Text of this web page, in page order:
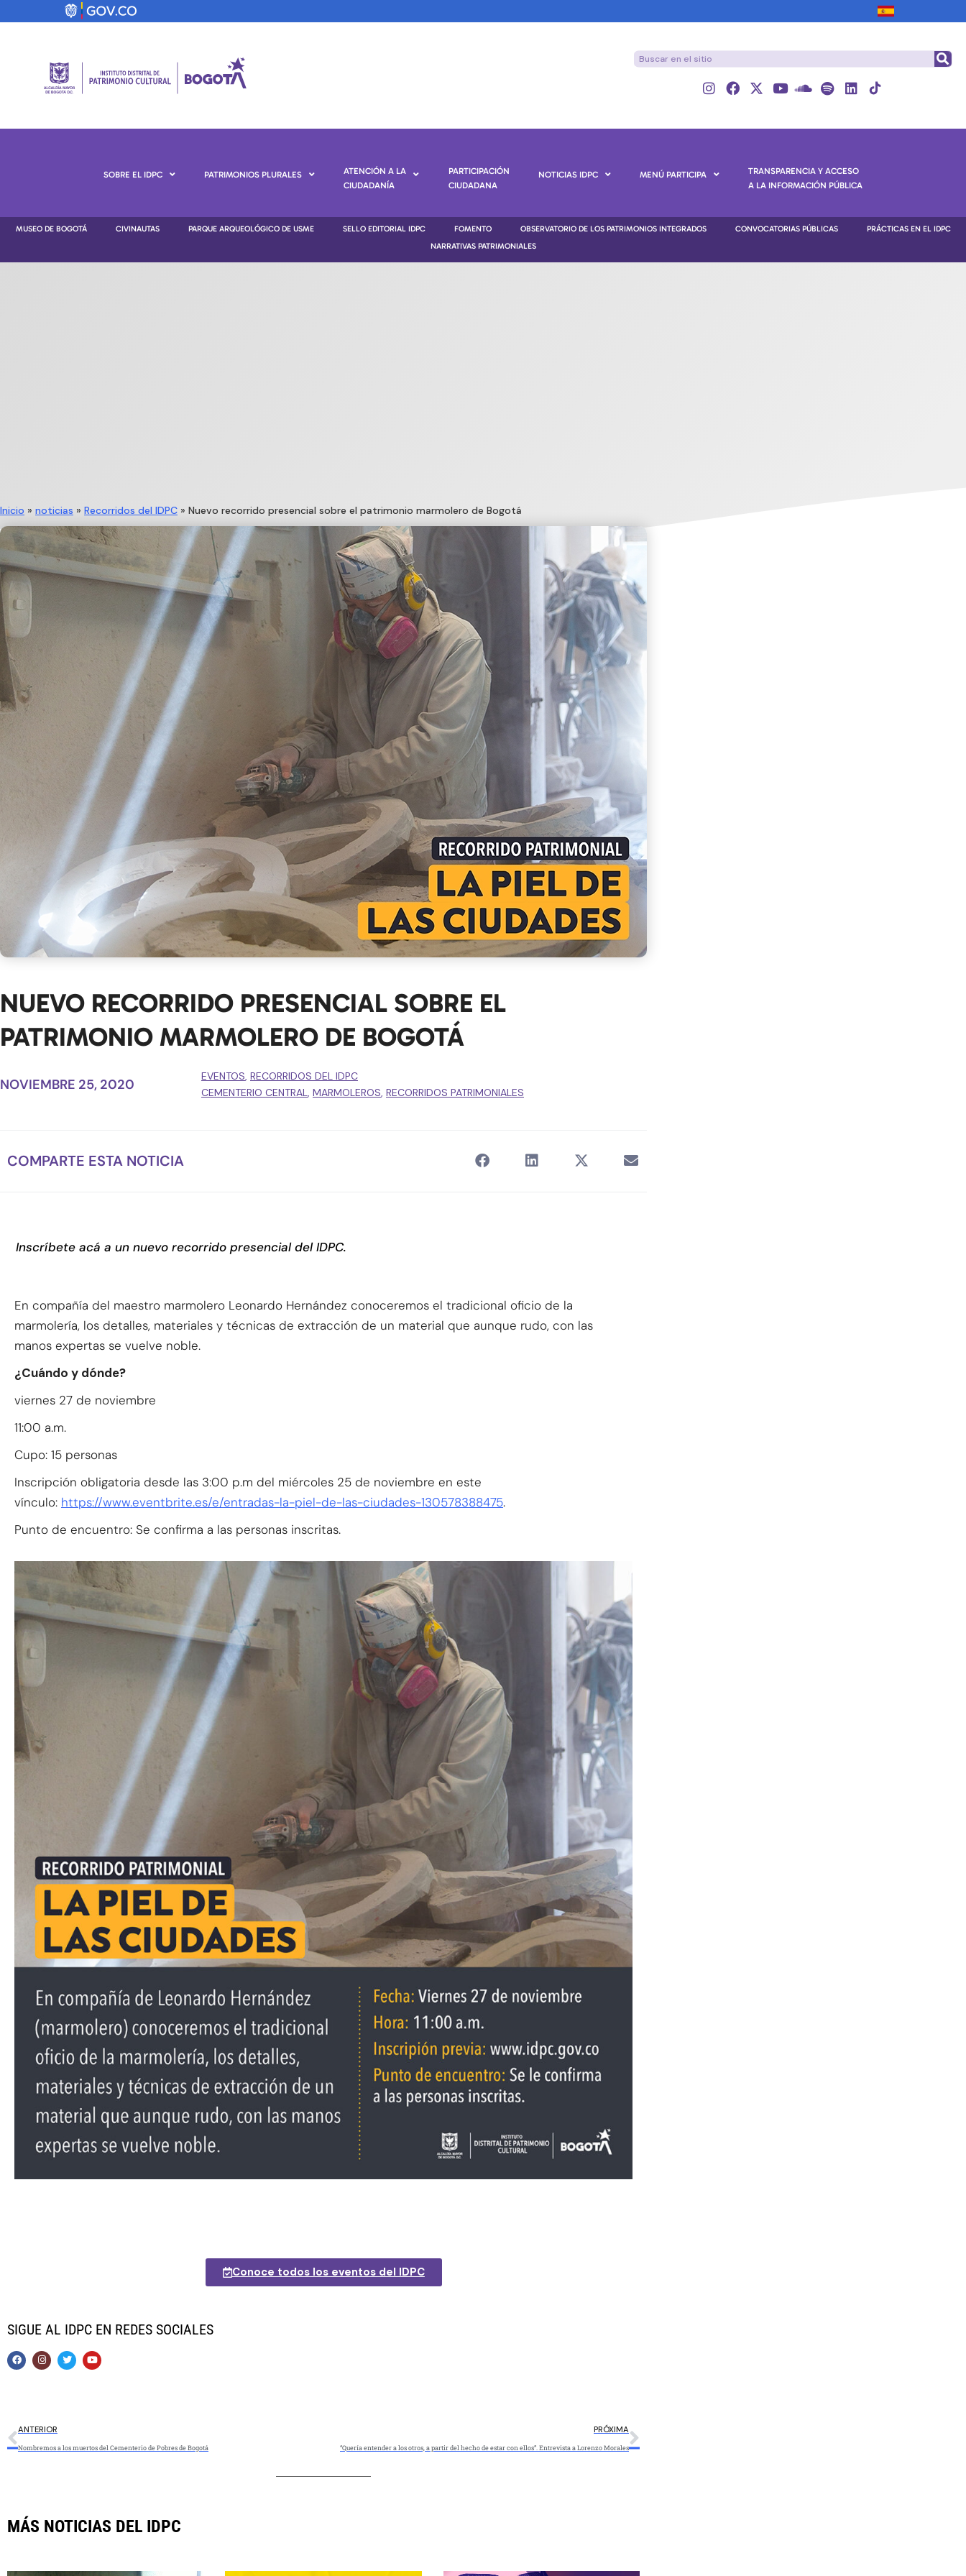
SOBRE EL IDPC PATRIMONIOS PLURALES
ATENCIÓN A LA
CIUDADANÍA
PARTICIPACIÓN
CIUDADANA
NOTICIAS IDPC MENÚ PARTICIPA
TRANSPARENCIA Y ACCESO
A LA INFORMACIÓN PÚBLICA
MUSEO DE BOGOTÁ CIVINAUTAS PARQUE ARQUEOLÓGICO DE USME SELLO EDITORIAL IDPC FOMENTO OBSERVATORIO DE LOS PATRIMONIOS INTEGRADOS CONVOCATORIAS PÚBLICAS
PRÁCTICAS EN EL IDPC
NARRATIVAS PATRIMONIALES
Inicio » noticias » Recorridos del IDPC » Nuevo recorrido presencial sobre el patrimonio marmolero de Bogotá
NUEVO RECORRIDO PRESENCIAL SOBRE EL
PATRIMONIO MARMOLERO DE BOGOTÁ
NOVIEMBRE 25, 2020 EVENTOS, RECORRIDOS DEL IDPC
CEMENTERIO CENTRAL, MARMOLEROS, RECORRIDOS PATRIMONIALES
COMPARTE ESTA NOTICIA
Inscríbete acá a un nuevo recorrido presencial del IDPC.
En compañía del maestro marmolero Leonardo Hernández conoceremos el tradicional oficio de la
marmolería, los detalles, materiales y técnicas de extracción de un material que aunque rudo, con las
manos expertas se vuelve noble.
¿Cuándo y dónde?
viernes 27 de noviembre
11:00 a.m.
Cupo: 15 personas
Inscripción obligatoria desde las 3:00 p.m del miércoles 25 de noviembre en este
vínculo: https://www.eventbrite.es/e/entradas-la-piel-de-las-ciudades-130578388475.
Punto de encuentro: Se confirma a las personas inscritas.
Conoce todos los eventos del IDPC
SIGUE AL IDPC EN REDES SOCIALES
ANTERIOR
Nombremos a los muertos del Cementerio de Pobres de Bogotá
PRÓXIMA
“Quería entender a los otros, a partir del hecho de estar con ellos”. Entrevista a Lorenzo Morales
MÁS NOTICIAS DEL IDPC